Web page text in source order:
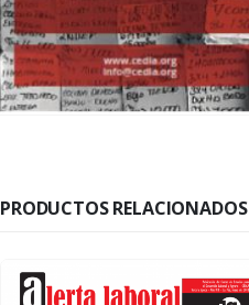
PRODUCTOS RELACIONADOS